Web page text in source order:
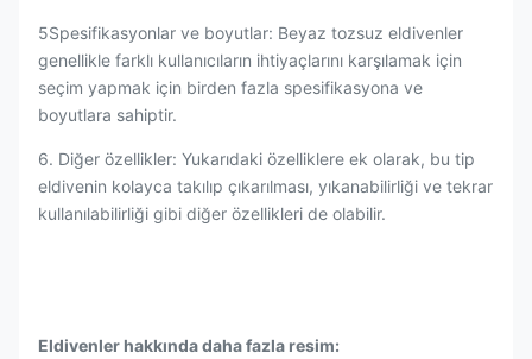
5Spesifikasyonlar ve boyutlar: Beyaz tozsuz eldivenler
genellikle farklı kullanıcıların ihtiyaçlarını karşılamak için
seçim yapmak için birden fazla spesifikasyona ve
boyutlara sahiptir.
6. Diğer özellikler: Yukarıdaki özelliklere ek olarak, bu tip
eldivenin kolayca takılıp çıkarılması, yıkanabilirliği ve tekrar
kullanılabilirliği gibi diğer özellikleri de olabilir.
Eldivenler hakkında daha fazla resim: